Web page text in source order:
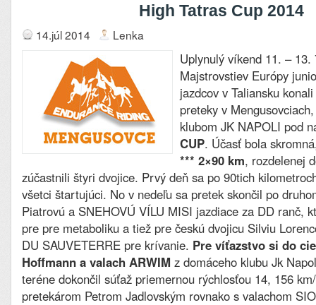
High Tatras Cup 2014
14.júl 2014 Lenka
Uplynulý víkend 11. – 13.
Majstrovstiev Európy
jazdcov v Taliansku
preteky v
klubom JK NAPOLI pod
CUP. Účasť bola
*** 2×90 km, rozdelenej
zúčastnili štyri dvojice. Prvý deň sa po 90tich
všetci štartujúci. No v nedeľu sa pretek skončil po
Piatrovú a SNEHOVÚ VÍLU MISI jazdiace za DD ranč,
pre pre metaboliku a tiež pre českú dvojicu Silviu
DU SAUVETERRE pre krívanie. Pre víťazstvo si do
Hoffmann a valach ARWIM z domáceho klubu Jk
teréne dokončil súťaž priemernou rýchlosťou 14, 156
pretekárom Petrom Jadlovským rovnako s valachom